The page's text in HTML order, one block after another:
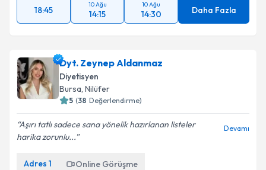
18:45
10 Ağu
14:15
10 Ağu
14:30 Daha Fazla
Dyt. Zeynep Aldanmaz
Diyetisyen
Bursa, Nilüfer
5 (38 Değerlendirme)
Aşırı tatlı sadece sana yönelik hazırlanan listeler
harika zorunlu...
Devamı
Adres 1 Online Görüşme